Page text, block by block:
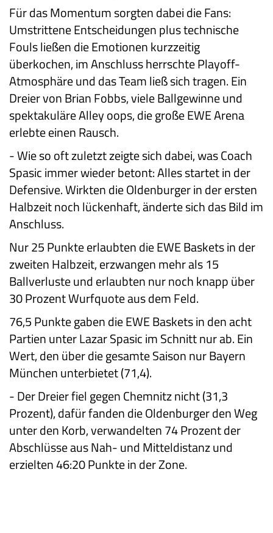
Für das Momentum sorgten dabei die Fans:
Umstrittene Entscheidungen plus technische
Fouls ließen die Emotionen kurzzeitig
überkochen, im Anschluss herrschte Playoff-
Atmosphäre und das Team ließ sich tragen. Ein
Dreier von Brian Fobbs, viele Ballgewinne und
spektakuläre Alley oops, die große EWE Arena
erlebte einen Rausch.
-Wie so oft zuletzt zeigte sich dabei, was Coach
Spasic immer wieder betont: Alles startet in der
Defensive. Wirkten die Oldenburger in der ersten
Halbzeit noch lückenhaft, änderte sich das Bild im
Anschluss.
Nur 25 Punkte erlaubten die EWE Baskets in der
zweiten Halbzeit, erzwangen mehr als 15
Ballverluste und erlaubten nur noch knapp über
30 Prozent Wurfquote aus dem Feld.
76,5 Punkte gaben die EWE Baskets in den acht
Partien unter Lazar Spasic im Schnitt nur ab. Ein
Wert, den über die gesamte Saison nur Bayern
München unterbietet (71,4).
-Der Dreier fiel gegen Chemnitz nicht (31,3
Prozent), dafür fanden die Oldenburger den Weg
unter den Korb, verwandelten 74 Prozent der
Abschlüsse aus Nah- und Mitteldistanz und
erzielten 46:20 Punkte in der Zone.